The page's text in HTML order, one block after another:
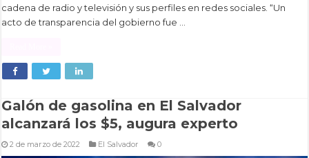
cadena de radio y televisión y sus perfiles en redes sociales. “Un
acto de transparencia del gobierno fue …
Galón de gasolina en El Salvador
alcanzará los $5, augura experto
2 de marzo de 2022 El Salvador 0